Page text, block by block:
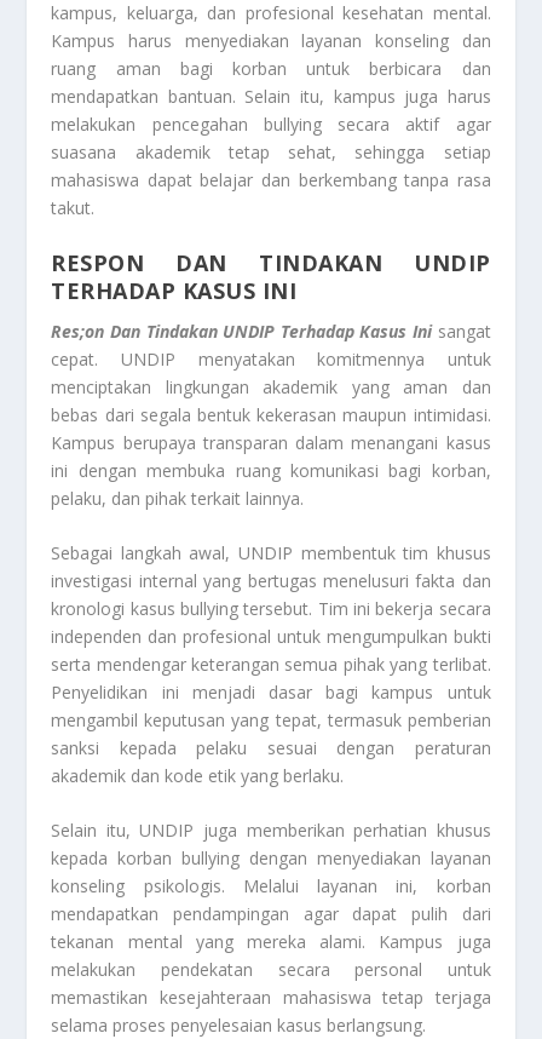
kampus, keluarga, dan profesional kesehatan mental.
Kampus harus menyediakan layanan konseling dan
ruang aman bagi korban untuk berbicara dan
mendapatkan bantuan. Selain itu, kampus juga harus
melakukan pencegahan bullying secara aktif agar
suasana akademik tetap sehat, sehingga setiap
mahasiswa dapat belajar dan berkembang tanpa rasa
takut.
RESPON DAN TINDAKAN UNDIP
TERHADAP KASUS INI
Res;on Dan Tindakan UNDIP Terhadap Kasus Ini sangat
cepat. UNDIP menyatakan komitmennya untuk
menciptakan lingkungan akademik yang aman dan
bebas dari segala bentuk kekerasan maupun intimidasi.
Kampus berupaya transparan dalam menangani kasus
ini dengan membuka ruang komunikasi bagi korban,
pelaku, dan pihak terkait lainnya.
Sebagai langkah awal, UNDIP membentuk tim khusus
investigasi internal yang bertugas menelusuri fakta dan
kronologi kasus bullying tersebut. Tim ini bekerja secara
independen dan profesional untuk mengumpulkan bukti
serta mendengar keterangan semua pihak yang terlibat.
Penyelidikan ini menjadi dasar bagi kampus untuk
mengambil keputusan yang tepat, termasuk pemberian
sanksi kepada pelaku sesuai dengan peraturan
akademik dan kode etik yang berlaku.
Selain itu, UNDIP juga memberikan perhatian khusus
kepada korban bullying dengan menyediakan layanan
konseling psikologis. Melalui layanan ini, korban
mendapatkan pendampingan agar dapat pulih dari
tekanan mental yang mereka alami. Kampus juga
melakukan pendekatan secara personal untuk
memastikan kesejahteraan mahasiswa tetap terjaga
selama proses penyelesaian kasus berlangsung.